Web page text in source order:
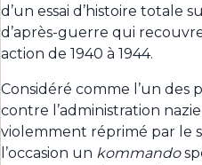
d’un essai d’histoire totale
d’après-guerre qui
action de 1940 à 1944.
Considéré comme l’un
contre l’administration
violemment réprimé par le
l’occasion un kommando